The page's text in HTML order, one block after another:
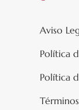
Aviso
Política
Política